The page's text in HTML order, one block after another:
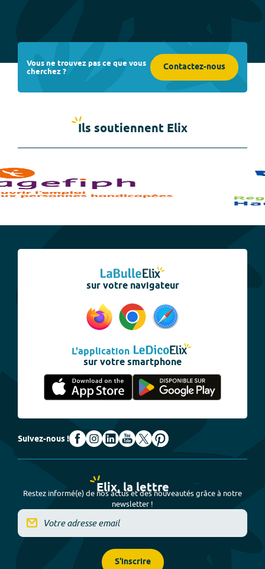
Vous ne trouvez pas ce que vous
cherchez ? Contactez-nous
Ils soutiennent Elix
sur votre navigateur
L'application
sur votre smartphone
Suivez-nous !
Elix, la lettre
Restez informé(e) de nos actus et des nouveautés grâce à notre
newsletter !
S'inscrire